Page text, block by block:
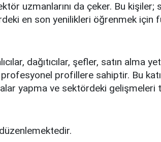
uzmanlarını da çeker. Bu kişiler;
en son yenilikleri öğrenmek için
dağıtıcılar, şefler, satın alma
profillere sahiptir. Bu
yapma ve sektördeki gelişmeleri